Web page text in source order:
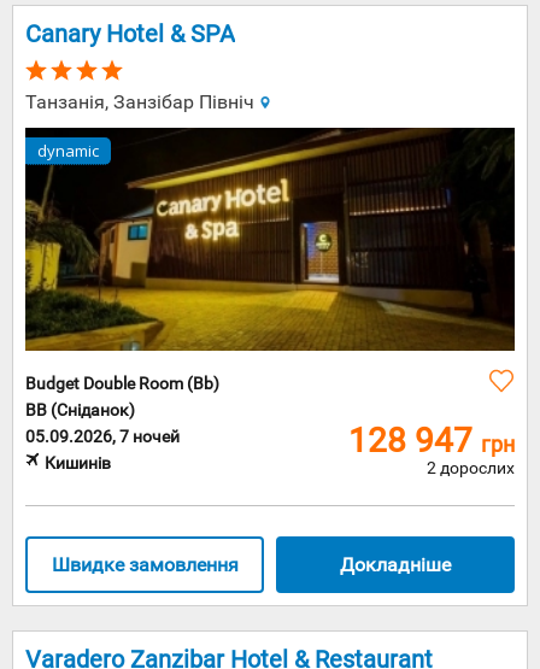
Canary Hotel & SPA
Танзанія, Занзібар Північ
dynamic
Budget Double Room (Bb)
BB (Сніданок)
05.09.2026, 7 ночей
Кишинів
128 947 грн
2 дорослих
Докладніше
Швидке замовлення
Varadero Zanzibar Hotel & Restaurant